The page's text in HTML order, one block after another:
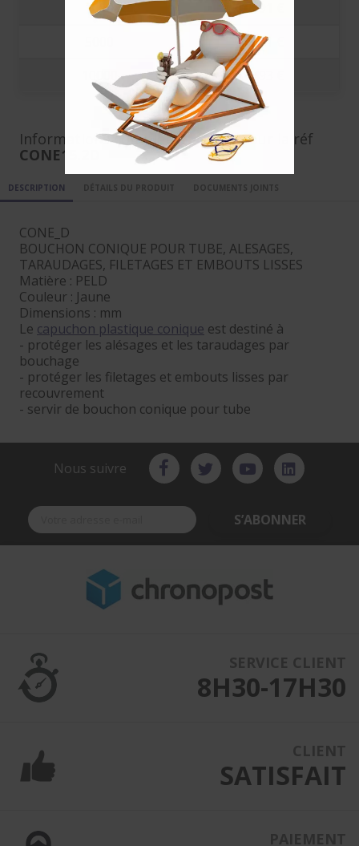
1000
0.0691 €
0.0581 €
0.0493 €
Informations complémentaires pour la réf
CONE15.2D
DESCRIPTION
CONE_D
BOUCHON CONIQUE POUR TUBE, ALESAGES,
TARAUDAGES, FILETAGES ET EMBOUTS LISSES
Matière : PELD
Couleur : Jaune
Dimensions : mm
Le capuchon plastique conique est destiné à
- protéger les alésages et les taraudages par
bouchage
- protéger les filetages et embouts lisses par
recouvrement
- servir de bouchon conique pour tube
Nous suivre
S’ABONNER
8H30-17H30
SATISFAIT